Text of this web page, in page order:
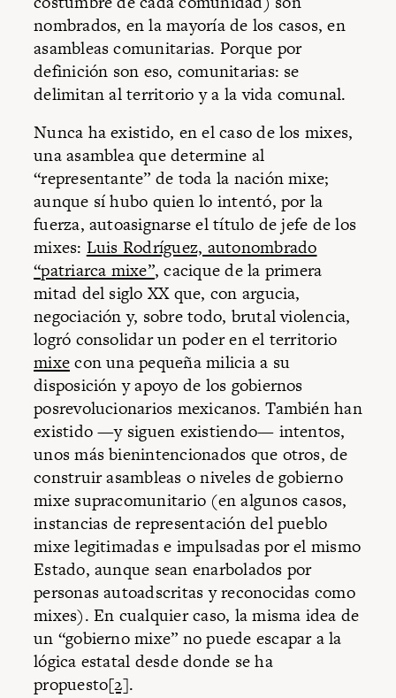
nombrados, en la mayoría de los casos, en
asambleas comunitarias. Porque por
definición son eso, comunitarias: se
delimitan al territorio y a la vida comunal.
Nunca ha existido, en el caso de los mixes,
una asamblea que determine al
“representante” de toda la nación mixe;
aunque sí hubo quien lo intentó, por la
fuerza, autoasignarse el título de jefe de los
mixes: Luis Rodríguez, autonombrado
“patriarca mixe”, cacique de la primera
mitad del siglo XX que, con argucia,
negociación y, sobre todo, brutal violencia,
logró consolidar un poder en el territorio
mixecon una pequeña milicia a su
disposición y apoyo de los gobiernos
posrevolucionarios mexicanos. También han
existido —y siguen existiendo— intentos,
unos más bienintencionados que otros, de
construir asambleas o niveles de gobierno
mixe supracomunitario (en algunos casos,
instancias de representación del pueblo
mixe legitimadas e impulsadas por el mismo
Estado, aunque sean enarbolados por
personas autoadscritas y reconocidas como
mixes). En cualquier caso, la misma idea de
un “gobierno mixe” no puede escapar a la
lógica estatal desde donde se ha
propuesto[2].